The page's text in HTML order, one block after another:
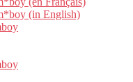
(in English)